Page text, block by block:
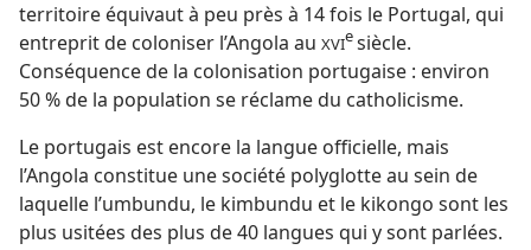
territoire équivaut à peu près à 14 fois le Portugal, qui
entreprit de coloniser l’Angola au XVIesiècle.
Conséquence de la colonisation portugaise : environ
50 % de la population se réclame du catholicisme.
Le portugais est encore la langue officielle, mais
l’Angola constitue une société polyglotte au sein de
laquelle l’umbundu, le kimbundu et le kikongo sont les
plus usitées des plus de 40 langues qui y sont parlées.